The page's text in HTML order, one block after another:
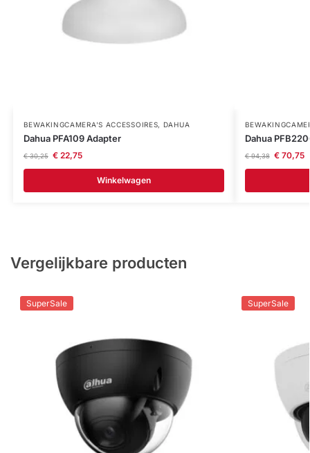
BEWAKINGCAMERA'S ACCESSOIRES, DAHUA
Dahua PFA109 Adapter
€30,25 €22,75
Winkelwagen
Dahua
€94,38 €70,75
Vergelijkbare producten
SuperSale SuperSale